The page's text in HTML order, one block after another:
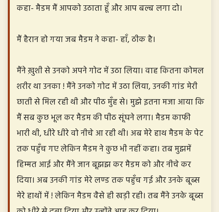
कहा- मैडम मैं आपको उठाता हूँ और आप बल्ब लगा दो।
मैं हैरान हो गया जब मैडम ने कहा- हाँ, ठीक है।
मैंने ख़ुशी से उनको अपने गोद में उठा लिया। वाह कितना कोमल
शरीर था उनका ! मैंने उनको गोद में उठा लिया, उनकी गांड मेरी
छाती से मिल रही थी और पीठ मुँह से। मुझे इतना मजा आया कि
मैं सब कुछ भूल कर मैडम की पीठ सूंघने लगा। मैडम काफी
भारी थी, धीरे धीरे वो नीचे आ रही थी। अब मेरे हाथ मैडम के पेट
तक पहुँच गए लेकिन मैडम ने कुछ भी नहीं कहा। तब मुझमें
हिम्मत आई और मैंने जान बूझझ कर मैडम को और नीचे कर
दिया। अब उनकी गांड मेरे लण्ड तक पहुँच गई और उनके बूब्स
मेरे हाथों में ! लेकिन मैडम वैसे ही खड़ी रही। तब मैंने उनके बूब्स